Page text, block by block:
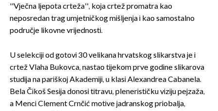
''Vječna ljepota crteža'', koja crtež promatra kao
neposredan trag umjetničkog mišljenja i kao samostalno
područje likovne vrijednosti.
U selekciji od gotovi 30 velikana hrvatskog slikarstva je i
crtež Vlaha Bukovca, nastao tijekom prve godine slikarova
studija na pariškoj Akademiji, u klasi Alexandrea Cabanela.
Bela Čikoš Sesija donosi titravu, plenerističku viziju pejzaža,
a Menci Clement Crnčić motive jadranskog priobalja,